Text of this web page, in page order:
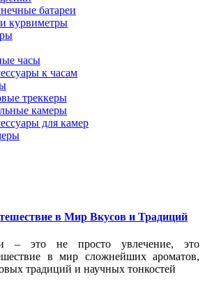
батареи
курвиметры
часы
к часам
треккеры
камеры
для камер
в Мир Вкусов и Традиций
– это не просто увлечение, это
в мир сложнейших ароматов,
традиций и научных тонкостей